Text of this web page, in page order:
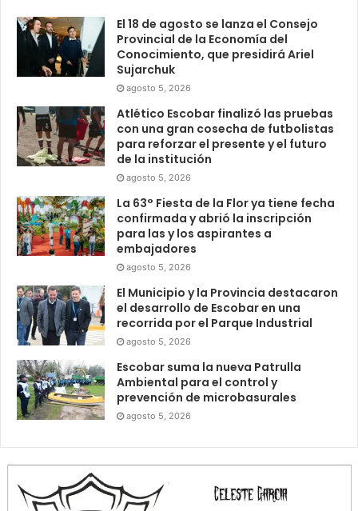
El 18 de agosto se lanza el Consejo
Provincial de la Economía del
Conocimiento, que presidirá Ariel
Sujarchuk
agosto 5, 2026
Atlético Escobar finalizó las pruebas
con una gran cosecha de futbolistas
para reforzar el presente y el futuro
de la institución
agosto 5, 2026
La 63° Fiesta de la Flor ya tiene fecha
confirmada y abrió la inscripción
para las y los aspirantes a
embajadores
agosto 5, 2026
El Municipio y la Provincia destacaron
el desarrollo de Escobar en una
recorrida por el Parque Industrial
agosto 5, 2026
Escobar suma la nueva Patrulla
Ambiental para el control y
prevención de microbasurales
agosto 5, 2026